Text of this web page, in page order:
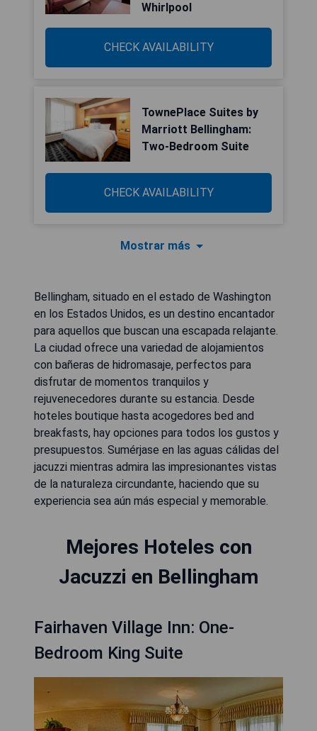
Whirlpool
CHECK AVAILABILITY
TownePlace Suites by
Marriott Bellingham:
Two-Bedroom Suite
CHECK AVAILABILITY
Mostrar más
Bellingham, situado en el estado de Washington
en los Estados Unidos, es un destino encantador
para aquellos que buscan una escapada relajante.
La ciudad ofrece una variedad de alojamientos
con bañeras de hidromasaje, perfectos para
disfrutar de momentos tranquilos y
rejuvenecedores durante su estancia. Desde
hoteles boutique hasta acogedores bed and
breakfasts, hay opciones para todos los gustos y
presupuestos. Sumérjase en las aguas cálidas del
jacuzzi mientras admira las impresionantes vistas
de la naturaleza circundante, haciendo que su
experiencia sea aún más especial y memorable.
Mejores Hoteles con
Jacuzzi en Bellingham
Fairhaven Village Inn: One-
Bedroom King Suite